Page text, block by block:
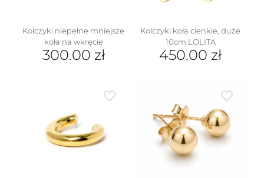
Kolczyki niepełne mniejsze
koła na wkręcie
300.00 zł
Kolczyki koła cienkie, duże
10cm LOLITA
450.00 zł